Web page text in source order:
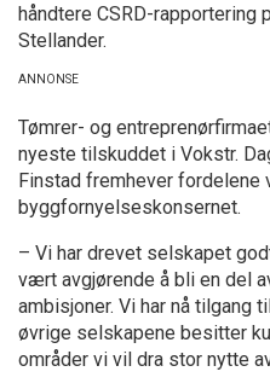
håndtere CSRD-rapportering
Stellander.
Tømrer- og
nyeste tilskuddet i Vokstr.
Finstad fremhever fordelene
byggfornyelseskonsernet.
– Vi har drevet selskapet
vært avgjørende å bli en del
ambisjoner. Vi har nå tilgang
øvrige selskapene besitter
områder vi vil dra stor nytte